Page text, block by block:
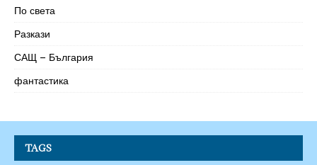
По света
Разкази
САЩ – България
фантастика
TAGS